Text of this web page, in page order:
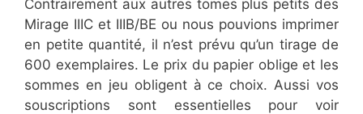
Contrairement aux autres tomes plus petits des
Mirage IIIC et IIIB/BE ou nous pouvions imprimer
en petite quantité, il n’est prévu qu’un tirage de
600 exemplaires. Le prix du papier oblige et les
sommes en jeu obligent à ce choix. Aussi vos
souscriptions sont essentielles pour voir